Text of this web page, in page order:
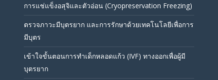
การแช่แข็งอสุจิและตัวอ่อน (Cryopreservation Freezing)
ตรวจภาวะมีบุตรยาก และการรักษาด้วยเทคโนโลยีเพื่อการ
มีบุตร
เข้าใจขั้นตอนการทำเด็กหลอดแก้ว (IVF) ทางออกเพื่อผู้มี
บุตรยาก